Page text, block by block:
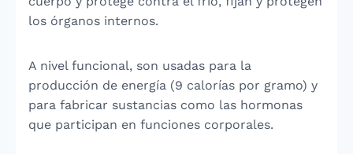
los órganos internos.
A nivel funcional, son usadas para la
producción de energía (9 calorías por gramo) y
para fabricar sustancias como las hormonas
que participan en funciones corporales.